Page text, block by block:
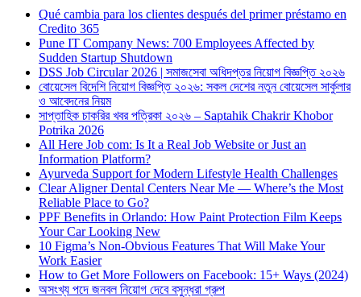
Qué cambia para los clientes después del primer préstamo en
Credito 365
Pune IT Company News: 700 Employees Affected by
Sudden Startup Shutdown
DSS Job Circular 2026 | সমাজসেবা অধিদপ্তর নিয়োগ বিজ্ঞপ্তি ২০২৬
বোয়েসেল বিদেশি নিয়োগ বিজ্ঞপ্তি ২০২৬: সকল দেশের নতুন বোয়েসেল সার্কুলার
ও আবেদনের নিয়ম
সাপ্তাহিক চাকরির খবর পত্রিকা ২০২৬ – Saptahik Chakrir Khobor
Potrika 2026
All Here Job com: Is It a Real Job Website or Just an
Information Platform?
Ayurveda Support for Modern Lifestyle Health Challenges
Clear Aligner Dental Centers Near Me — Where’s the Most
Reliable Place to Go?
PPF Benefits in Orlando: How Paint Protection Film Keeps
Your Car Looking New
10 Figma’s Non-Obvious Features That Will Make Your
Work Easier
How to Get More Followers on Facebook: 15+ Ways (2024)
অসংখ্য পদে জনবল নিয়োগ দেবে বসুন্ধরা গ্রুপ